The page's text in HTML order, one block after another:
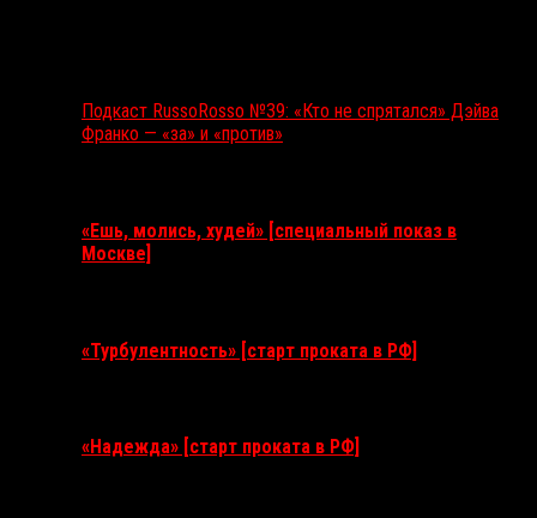
Подкаст RussoRosso №39: «Кто не спрятался» Дэйва
Франко — «за» и «против»
«Ешь, молись, худей» [специальный показ в
Москве]
«Турбулентность» [старт проката в РФ]
«Надежда» [старт проката в РФ]